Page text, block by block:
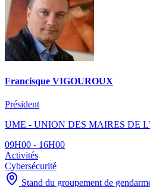
Francisque VIGOUROUX
Président
UME - UNION DES MAIRES DE
09H00 - 16H00
Activités
Cybersécurité
Stand du groupement de